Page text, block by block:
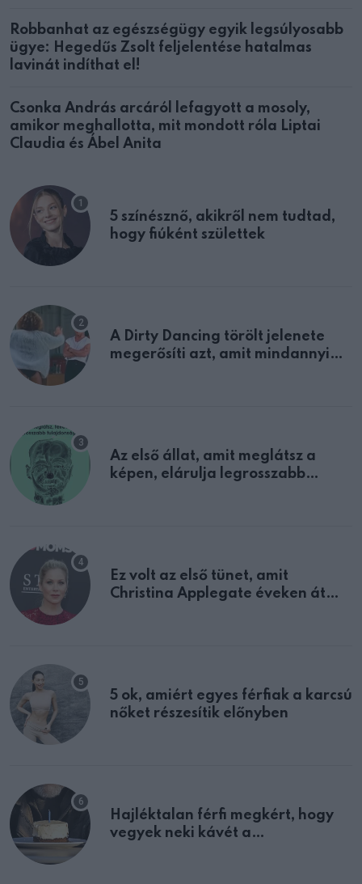
Robbanhat az egészségügy egyik legsúlyosabb
ügye: Hegedűs Zsolt feljelentése hatalmas
lavinát indíthat el!
Csonka András arcáról lefagyott a mosoly,
amikor meghallotta, mit mondott róla Liptai
Claudia és Ábel Anita
5 színésznő, akikről nem tudtad,
hogy fiúként születtek
A Dirty Dancing törölt jelenete
megerősíti azt, amit mindannyian
Az első állat, amit meglátsz a
képen, elárulja legrosszabb
Ez volt az első tünet, amit
Christina Applegate éveken át
5 ok, amiért egyes férfiak a karcsú
nőket részesítik előnyben
Hajléktalan férfi megkért, hogy
vegyek neki kávét a